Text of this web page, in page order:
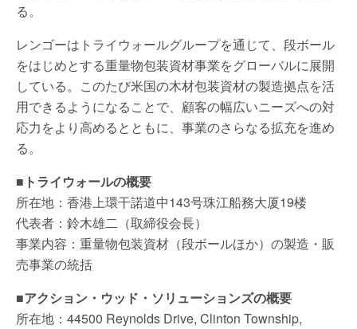
る。
レンゴーはトライウォールグループを通じて、段ボール
をはじめとする重量物包装資材事業をグローバルに展開
している。このたび米国の木材包装資材の製造拠点を活
用できるようになることで、顧客の幅広いニーズへの対
応力をより高めるとともに、事業のさらなる拡充を進め
る。
■トライウォールの概要
所在地：香港上環干諾道中143号珠江船務大厦19楼
代表者：鈴木雄二（取締役会長）
事業内容：重量物包装資材（段ボールほか）の製造・販
売事業の統括
■アクション・ウッド・ソリューションズの概要
所在地：44500 Reynolds Drive, Clinton Township,